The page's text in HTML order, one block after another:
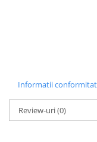
SSD-uri externe
Hard disk-uri externe
Card reader
Informatii
Review-uri(0)